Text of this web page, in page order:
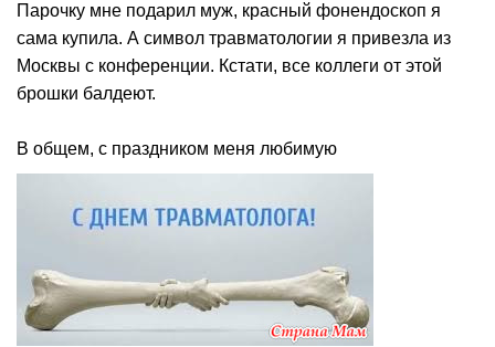
Парочку мне подарил муж, красный фонендоскоп я
сама купила. А символ травматологии я привезла из
Москвы с конференции. Кстати, все коллеги от этой
брошки балдеют.
В общем, с праздником меня любимую